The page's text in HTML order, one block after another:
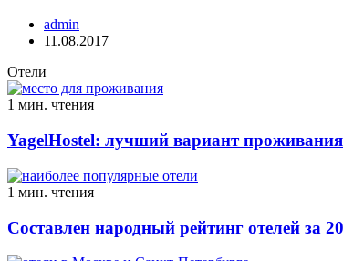
admin
11.08.2017
Отели
1 мин. чтения
YagelHostel: лучший вариант
1 мин. чтения
Составлен народный рейтинг отелей за